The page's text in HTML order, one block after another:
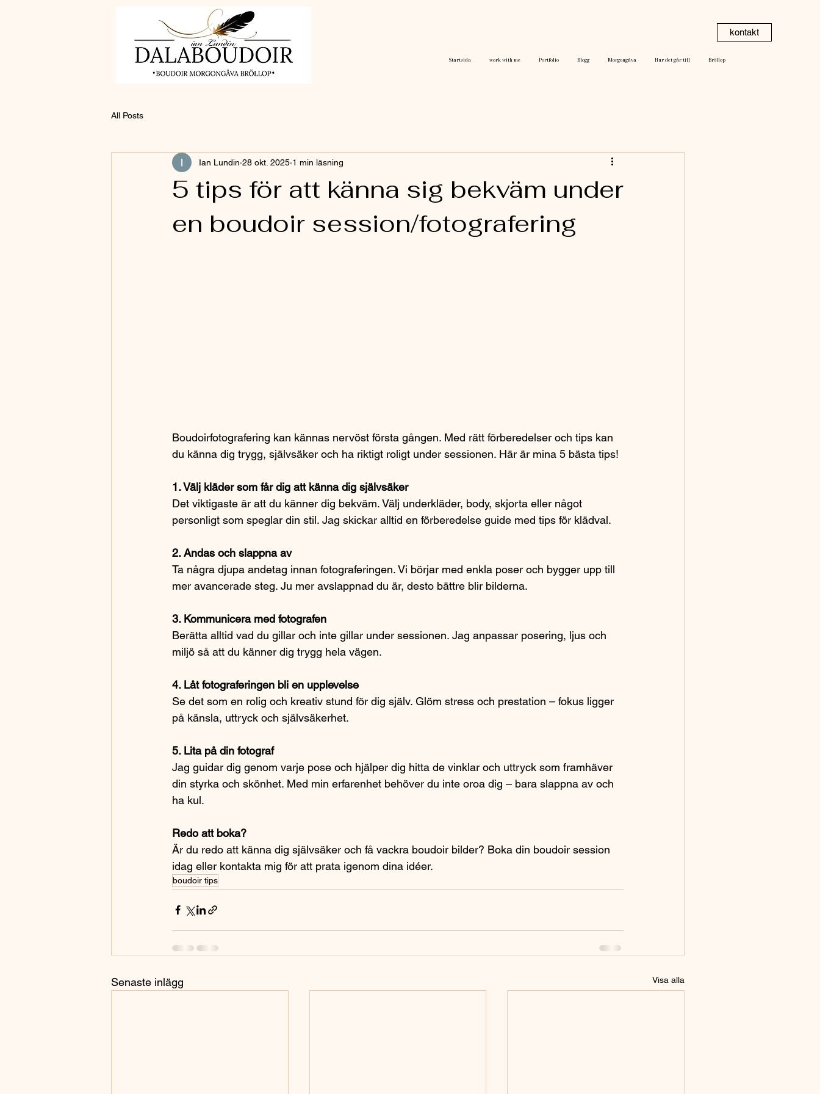
kontakt
Startsida work with me Portfolio Blogg Morgongåva Hur det går till Bröllop
All Posts
5 tips för att känna sig bekväm under
en boudoir session/fotografering
Ian Lundin 28 okt. 2025 1 min läsning
Boudoirfotografering kan kännas nervöst första gången. Med rätt förberedelser och tips kan
du känna dig trygg, självsäker och ha riktigt roligt under sessionen. Här är mina 5 bästa tips!
1. Välj kläder som får dig att känna dig självsäker
Det viktigaste är att du känner dig bekväm. Välj underkläder, body, skjorta eller något
personligt som speglar din stil. Jag skickar alltid en förberedelse guide med tips för klädval.
2. Andas och slappna av
Ta några djupa andetag innan fotograferingen. Vi börjar med enkla poser och bygger upp till
mer avancerade steg. Ju mer avslappnad du är, desto bättre blir bilderna.
3. Kommunicera med fotografen
Berätta alltid vad du gillar och inte gillar under sessionen. Jag anpassar posering, ljus och
miljö så att du känner dig trygg hela vägen.
4. Låt fotograferingen bli en upplevelse
Se det som en rolig och kreativ stund för dig själv. Glöm stress och prestation – fokus ligger
på känsla, uttryck och självsäkerhet.
5. Lita på din fotograf
Jag guidar dig genom varje pose och hjälper dig hitta de vinklar och uttryck som framhäver
din styrka och skönhet. Med min erfarenhet behöver du inte oroa dig – bara slappna av och
ha kul.
Redo att boka?
Är du redo att känna dig självsäker och få vackra boudoir bilder? Boka din boudoir session
idag eller kontakta mig för att prata igenom dina idéer.
boudoir tips
Senaste inlägg Visa alla